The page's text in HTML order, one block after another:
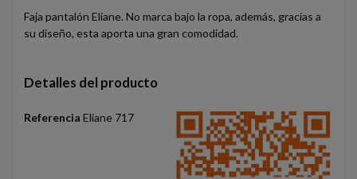
Faja pantalón Eliane. No marca bajo la ropa, además, gracias a
su diseño, esta aporta una gran comodidad.
Detalles del producto
Referencia Eliane 717